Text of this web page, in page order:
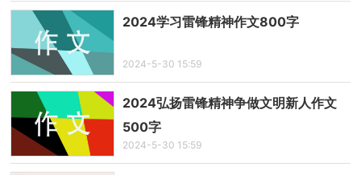
2024学习雷锋精神作文800字
2024-5-30 15:59
2024弘扬雷锋精神争做文明新人作文
500字
2024-5-30 15:59